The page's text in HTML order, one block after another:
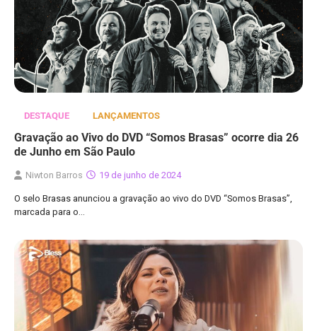
DESTAQUE LANÇAMENTOS
Gravação ao Vivo do DVD “Somos Brasas” ocorre dia 26
de Junho em São Paulo
Niwton Barros 19 de junho de 2024
O selo Brasas anunciou a gravação ao vivo do DVD “Somos Brasas”,
marcada para o…